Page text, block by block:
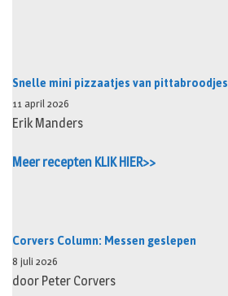
Snelle mini pizzaatjes van pittabroodjes
11 april 2026
Erik Manders
Meer recepten KLIK HIER>>
Corvers Column: Messen geslepen
8 juli 2026
door Peter Corvers